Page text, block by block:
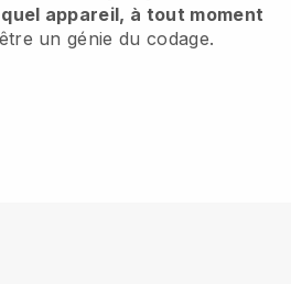
appareil, à tout moment
un génie du codage.